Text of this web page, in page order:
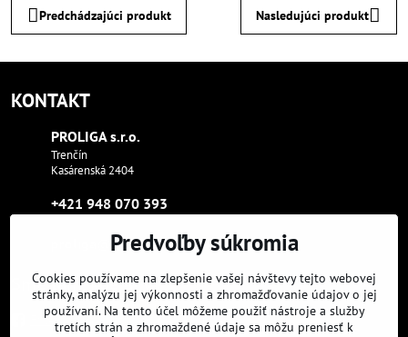
Predchádzajúci produkt Nasledujúci produkt
KONTAKT
PROLIGA s​.r​.o​.
Trenčín
Kasárenská 2404
+421 948 070 393
proliga​@proliga​.eu
Sme tam, kde aj vy:
Facebook Instagram Youtube
Predvoľby súkromia
Cookies používame na zlepšenie vašej návštevy tejto webovej
stránky, analýzu jej výkonnosti a zhromažďovanie údajov o jej
používaní. Na tento účel môžeme použiť nástroje a služby
tretích strán a zhromaždené údaje sa môžu preniesť k